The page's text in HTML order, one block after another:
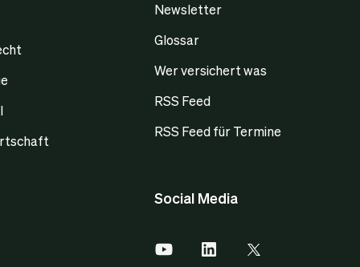
Newsletter
Glossar
Wer versichert was
RSS Feed
RSS Feed für Termine
Social Media